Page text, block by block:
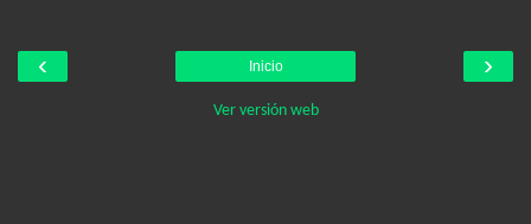
‹ ›
Inicio
Ver versión web